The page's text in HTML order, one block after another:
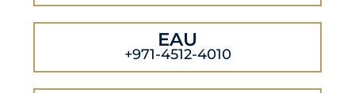
EAU
+971-4512-4010